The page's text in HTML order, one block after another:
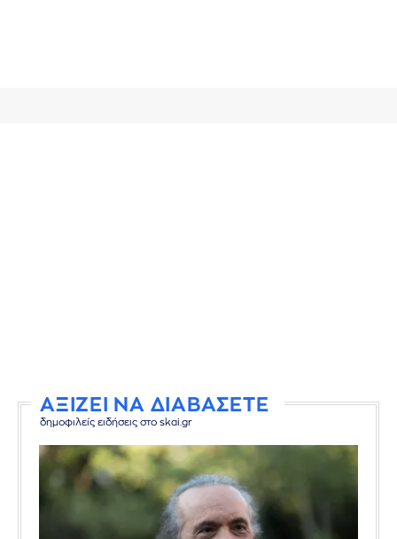
ΑΞΙΖΕΙ ΝΑ ΔΙΑΒΑΣΕΤΕ
δημοφιλείς ειδήσεις στο skai.gr